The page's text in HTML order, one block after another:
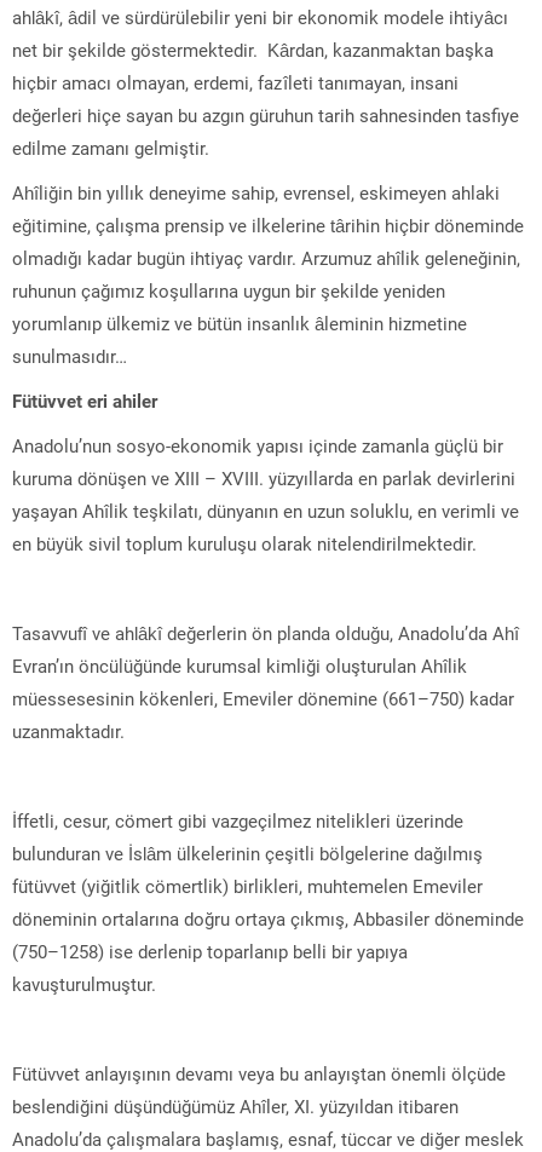
ahlâkî, âdil ve sürdürülebilir yeni bir ekonomik modele ihtiyâcı
net bir şekilde göstermektedir. Kârdan, kazanmaktan başka
hiçbir amacı olmayan, erdemi, fazîleti tanımayan, insani
değerleri hiçe sayan bu azgın güruhun tarih sahnesinden tasfiye
edilme zamanı gelmiştir.
Ahîliğin bin yıllık deneyime sahip, evrensel, eskimeyen ahlaki
eğitimine, çalışma prensip ve ilkelerine târihin hiçbir döneminde
olmadığı kadar bugün ihtiyaç vardır. Arzumuz ahîlik geleneğinin,
ruhunun çağımız koşullarına uygun bir şekilde yeniden
yorumlanıp ülkemiz ve bütün insanlık âleminin hizmetine
sunulmasıdır…
Fütüvvet eri ahiler
Anadolu’nun sosyo-ekonomik yapısı içinde zamanla güçlü bir
kuruma dönüşen ve XIII – XVIII. yüzyıllarda en parlak devirlerini
yaşayan Ahîlik teşkilatı, dünyanın en uzun soluklu, en verimli ve
en büyük sivil toplum kuruluşu olarak nitelendirilmektedir.
Tasavvufî ve ahlâkî değerlerin ön planda olduğu, Anadolu’da Ahî
Evran’ın öncülüğünde kurumsal kimliği oluşturulan Ahîlik
müessesesinin kökenleri, Emeviler dönemine (661–750) kadar
uzanmaktadır.
İffetli, cesur, cömert gibi vazgeçilmez nitelikleri üzerinde
bulunduran ve İslâm ülkelerinin çeşitli bölgelerine dağılmış
fütüvvet (yiğitlik cömertlik) birlikleri, muhtemelen Emeviler
döneminin ortalarına doğru ortaya çıkmış, Abbasiler döneminde
(750–1258) ise derlenip toparlanıp belli bir yapıya
kavuşturulmuştur.
Fütüvvet anlayışının devamı veya bu anlayıştan önemli ölçüde
beslendiğini düşündüğümüz Ahîler, XI. yüzyıldan itibaren
Anadolu’da çalışmalara başlamış, esnaf, tüccar ve diğer meslek